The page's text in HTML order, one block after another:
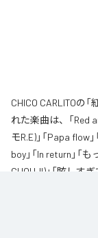
CHICO CARLITOの
れた楽曲は、「Red
モR.E)」「Papa flow
boy」「In return」「
CHOUJI)」「眩しす